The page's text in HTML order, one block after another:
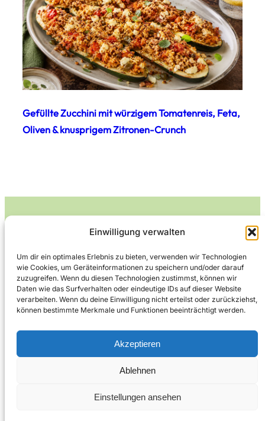
Einwilligung verwalten
Um dir ein optimales Erlebnis zu bieten, verwenden wir Technologien
wie Cookies, um Geräteinformationen zu speichern und/oder darauf
zuzugreifen. Wenn du diesen Technologien zustimmst, können wir
Daten wie das Surfverhalten oder eindeutige IDs auf dieser Website
verarbeiten. Wenn du deine Einwilligung nicht erteilst oder zurückziehst,
können bestimmte Merkmale und Funktionen beeinträchtigt werden.
Akzeptieren
Ablehnen
Einstellungen ansehen
Gefüllte Zucchini mit würzigem Tomatenreis, Feta,
Oliven & knusprigem Zitronen-Crunch
Leckerlife
Lecker essen – gesund leben.
Kontakt
Copyright © 2026 Designed by